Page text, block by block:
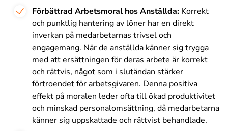
Förbättrad Arbetsmoral hos Anställda: Korrekt
och punktlig hantering av löner har en direkt
inverkan på medarbetarnas trivsel och
engagemang. När de anställda känner sig trygga
med att ersättningen för deras arbete är korrekt
och rättvis, något som i slutändan stärker
förtroendet för arbetsgivaren. Denna positiva
effekt på moralen leder ofta till ökad produktivitet
och minskad personalomsättning, då medarbetarna
känner sig uppskattade och rättvist behandlade.